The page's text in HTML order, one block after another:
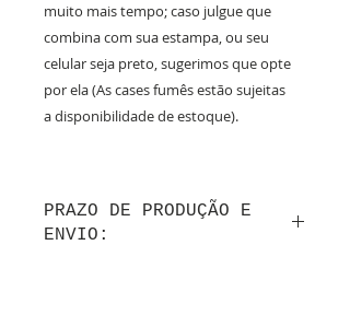
muito mais tempo; caso julgue que
combina com sua estampa, ou seu
celular seja preto, sugerimos que opte
por ela (As cases fumês estão sujeitas
a disponibilidade de estoque).
PRAZO DE PRODUÇÃO E
ENVIO: